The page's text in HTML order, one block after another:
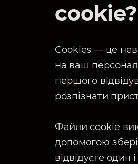
cookie?
Cookies — це
на ваш
першого
розпізнати
Файли cookie
допомогою
відвідуєте один